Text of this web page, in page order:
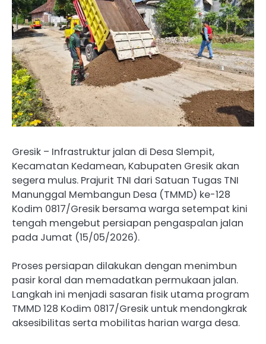
Gresik – Infrastruktur jalan di Desa Slempit,
Kecamatan Kedamean, Kabupaten Gresik akan
segera mulus. Prajurit TNI dari Satuan Tugas TNI
Manunggal Membangun Desa (TMMD) ke-128
Kodim 0817/Gresik bersama warga setempat kini
tengah mengebut persiapan pengaspalan jalan
pada Jumat (15/05/2026).
Proses persiapan dilakukan dengan menimbun
pasir koral dan memadatkan permukaan jalan.
Langkah ini menjadi sasaran fisik utama program
TMMD 128 Kodim 0817/Gresik untuk mendongkrak
aksesibilitas serta mobilitas harian warga desa.